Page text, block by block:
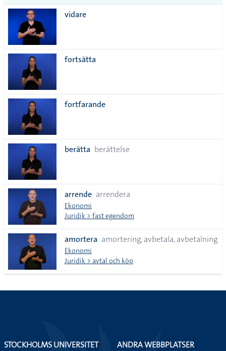
alla i
vidare
fortsätta
fortfarande
berätta berättelse
arrende arrendera
Ekonomi
Juridik > fast egendom
amortera amortering, avbetala, avbetalning
Ekonomi
Juridik > avtal och köp
STOCKHOLMS UNIVERSITET
ANDRA WEBBPLATSER